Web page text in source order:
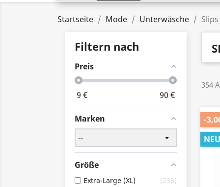
Startseite Mode Unterwäsche
Filtern nach
Preis
9 € 90 €
Marken
Größe
Extra-Large (XL)
236
354
-
NEU